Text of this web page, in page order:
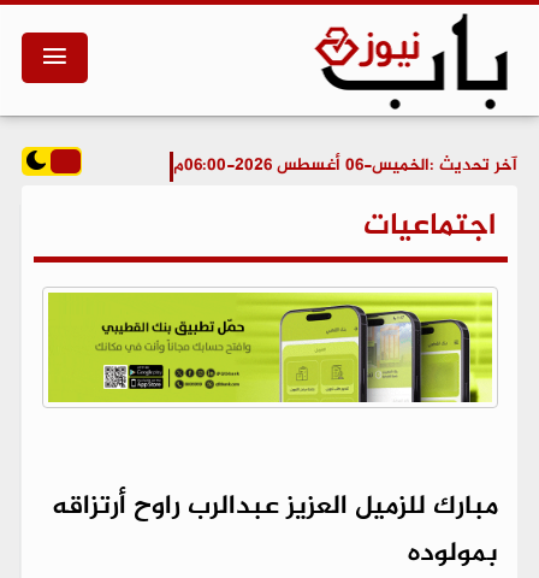
آخر تحديث :الخميس-06 أغسطس 2026-06:00م
اجتماعيات
مبارك للزميل العزيز عبدالرب راوح أرتزاقه
بمولوده